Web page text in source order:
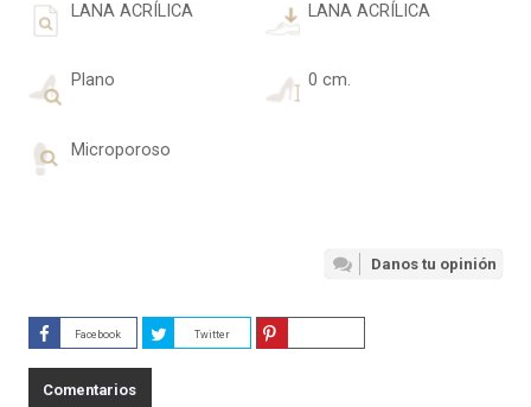
LANA ACRÍLICA LANA ACRÍLICA
Plano 0 cm.
Microporoso
Danos tu opinión
Facebook Twitter
Comentarios